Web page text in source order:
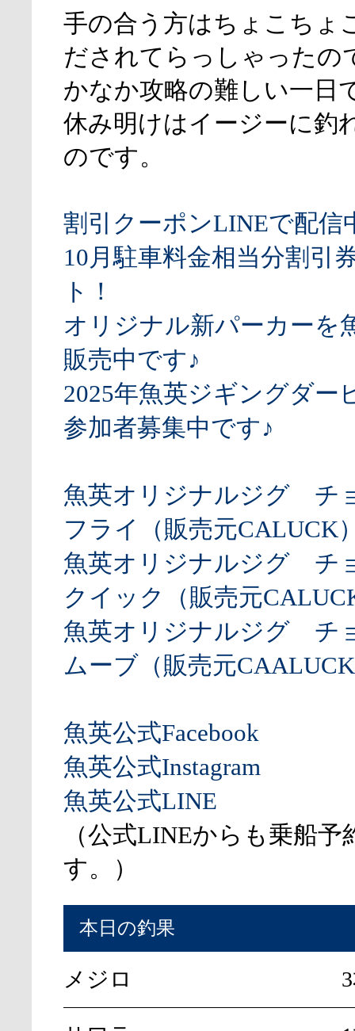
手の合う方はちょこちょ
だされてらっしゃったの
かなか攻略の難しい一日
休み明けはイージーに釣
のです。
割引クーポンLINEで配信
10月駐車料金相当分割引
ト！
オリジナル新パーカーを
販売中です♪
2025年魚英ジギングダー
参加者募集中です♪
魚英オリジナルジグ チ
フライ（販売元CALUCK
魚英オリジナルジグ チ
クイック（販売元
魚英オリジナルジグ チ
ムーブ（販売元
魚英公式Facebook
魚英公式Instagram
魚英公式LINE
（公式LINEからも乗船予
す。）
本日の釣果
メジロ